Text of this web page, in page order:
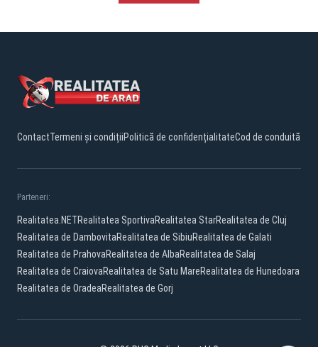
ContactTermeni și condițiiPolitică de confidențialitateCod de conduită
Parteneri:
Realitatea.NETRealitatea SportivaRealitatea StarRealitatea de Cluj
Realitatea de DambovitaRealitatea de SibiuRealitatea de Galati
Realitatea de PrahovaRealitatea de AlbaRealitatea de Salaj
Realitatea de CraiovaRealitatea de Satu MareRealitatea de Hunedoara
Realitatea de OradeaRealitatea de Gorj